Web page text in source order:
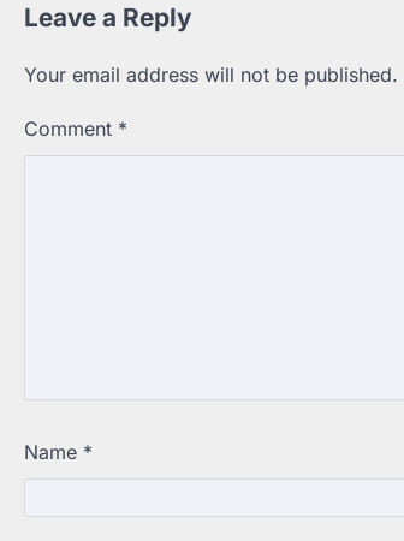
Leave a Reply
Your email address will not be published.
Comment *
Name *